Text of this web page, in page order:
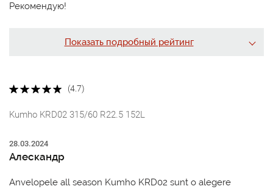
Рекомендую!
Показать подробный рейтинг
(4.7)
Kumho KRD02 315/60 R22.5 152L
28.03.2024
Алескандр
Anvelopele all season Kumho KRD02 sunt o alegere